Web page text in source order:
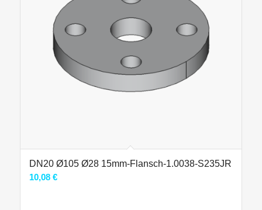
DN20 Ø105 Ø28 15mm-Flansch-1.0038-S235JR
10,08 €